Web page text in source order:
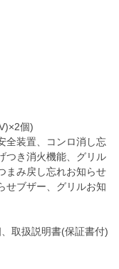
個)
全装置、コンロ消し忘
つき消火機能、グリル
まみ戻し忘れお知らせ
せブザー、グリルお知
取扱説明書(保証書付)